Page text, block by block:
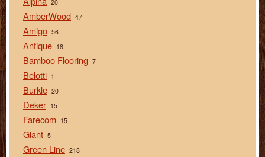
20
AmberWood 47
Amigo 56
Antique 18
Bamboo Flooring 7
Belotti 1
Burkle 20
Deker 15
Farecom 15
Giant 5
Green Line 218